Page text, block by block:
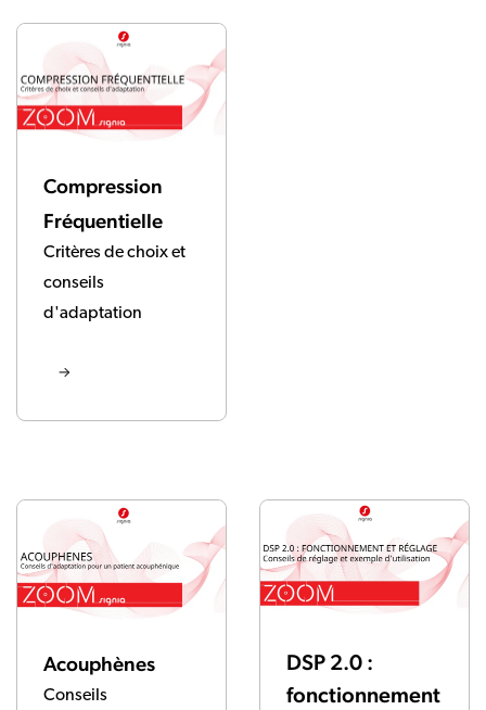
Compression
Fréquentielle
Critères de choix et
conseils
d'adaptation
Acouphènes
Conseils
DSP 2.0 :
fonctionnement